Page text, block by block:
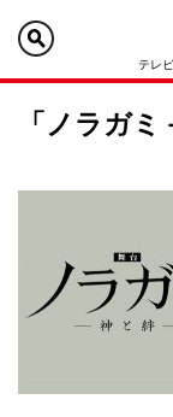
テレ
「ノラガミ